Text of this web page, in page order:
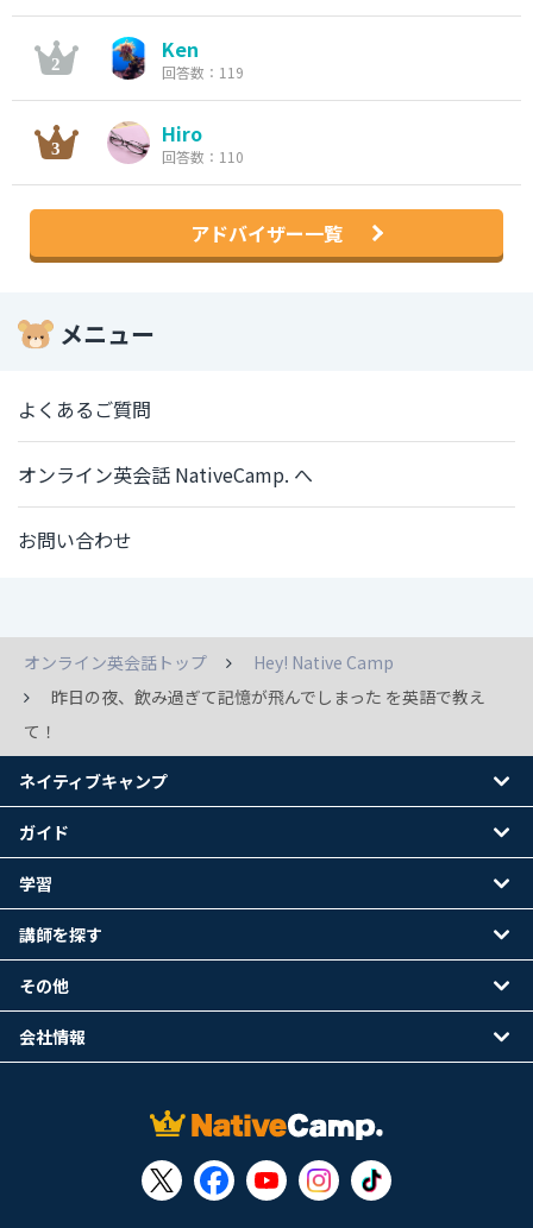
Ken
回答数：119
Hiro
回答数：110
アドバイザー一覧
メニュー
よくあるご質問
オンライン英会話 NativeCamp. へ
お問い合わせ
オンライン英会話トップ
Hey! Native Camp
昨日の夜、飲み過ぎて記憶が飛んでしまった を英語で教え
て！
ネイティブキャンプ
ガイド
学習
講師を探す
その他
会社情報